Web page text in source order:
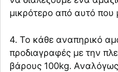
μικρότερο από αυτό που
4. Το κάθε αναπηρικό
προδιαγραφές με την
βάρους 100kg.